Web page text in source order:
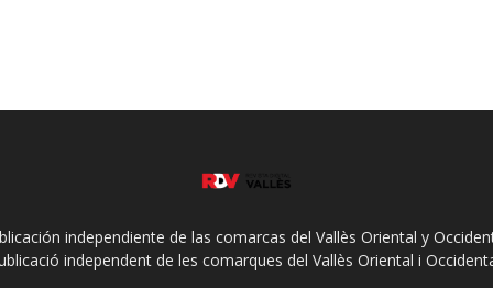
independiente de las comarcas del Vallès Oriental y
independent de les comarques del Vallès Oriental i